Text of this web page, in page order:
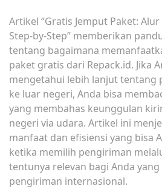
Artikel “Gratis Jemput Paket:
Step-by-Step” memberikan
tentang bagaimana
paket gratis dari Repack.id. Jika
mengetahui lebih lanjut tentang
ke luar negeri, Anda bisa
yang membahas keunggulan
negeri via udara. Artikel ini
manfaat dan efisiensi yang bisa
ketika memilih pengiriman
tentunya relevan bagi Anda
pengiriman internasional.